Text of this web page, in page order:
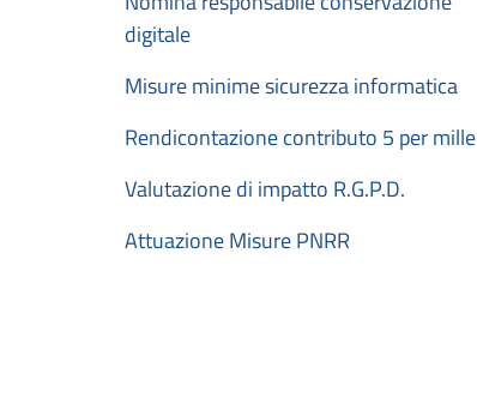
digitale
Misure minime sicurezza informatica
Rendicontazione contributo 5 per mille
Valutazione di impatto R.G.P.D.
Attuazione Misure PNRR